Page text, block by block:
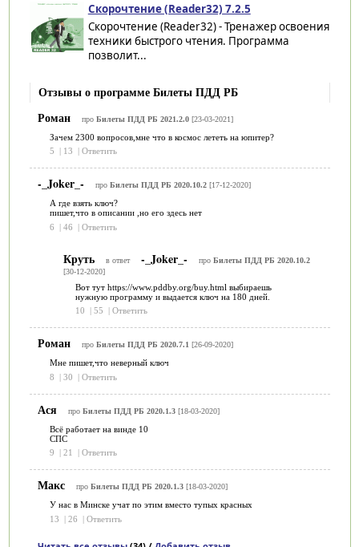
Скорочтение (Reader32) 7.2.5
Скорочтение (Reader32) - Тренажер освоения
техники быстрого чтения. Программа
позволит...
Отзывы о программе Билеты ПДД РБ
Роман
про Билеты ПДД РБ 2021.2.0[23-03-2021]
Зачем 2300 вопросов,мне что в космос лететь на юпитер?
5
13 Ответить
-_Joker_- про Билеты ПДД РБ 2020.10.2[17-12-2020]
А где взять ключ?
пишет,что в описании ,но его здесь нет
6
| 46 | Ответить
Круть в ответ -_Joker_- про Билеты ПДД РБ 2020.10.2
[30-12-2020]
Вот тут https://www.pddby.org/buy.html выбираешь
нужную программу и выдается ключ на 180 дней.
10
55 Ответить
Роман про Билеты ПДД РБ 2020.7.1[26-09-2020]
Мне пишет,что неверный ключ
8
| 30 | Ответить
Ася про Билеты ПДД РБ 2020.1.3[18-03-2020]
Всё работает на винде 10
СПС
9
21 Ответить
Макс про Билеты ПДД РБ 2020.1.3[18-03-2020]
У нас в Минске учат по этим вместо тупых красных
13
| 26 | Ответить